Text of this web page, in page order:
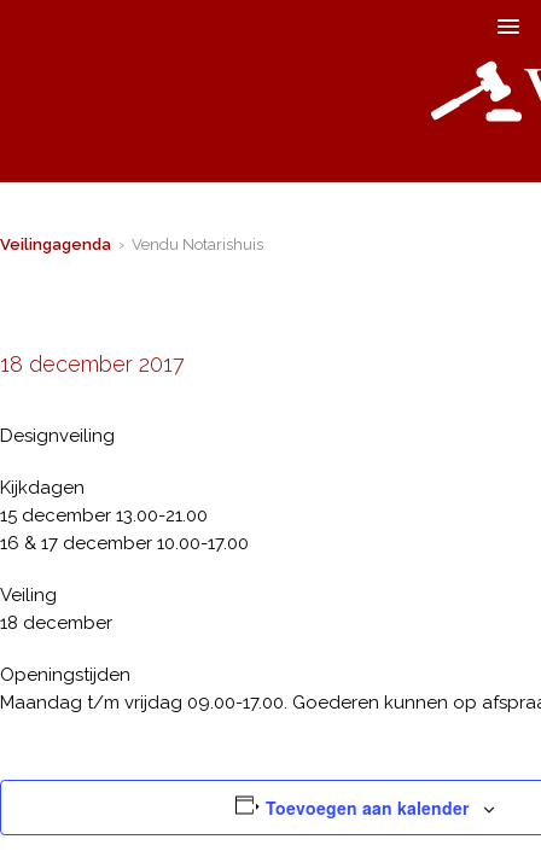
Veilingagenda › Vendu Notarishuis
18 december 2017
Designveiling
Kijkdagen
15 december 13.00-21.00
16 & 17 december 10.00-17.00
Veiling
18 december
Openingstijden
Maandag t/m vrijdag 09.00-17.00. Goederen kunnen op
Toevoegen aan kalender